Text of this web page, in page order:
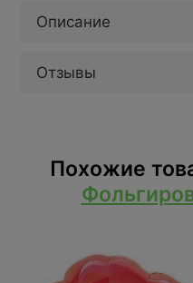
Описание
Отзывы
Похожие